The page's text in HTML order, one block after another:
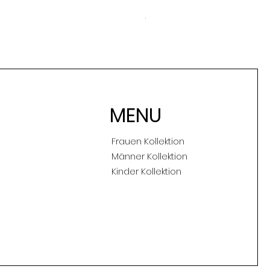
Preis
CHF 119.00
MENU
Frauen Kollektion
Männer Kollektion
Kinder Kollektion